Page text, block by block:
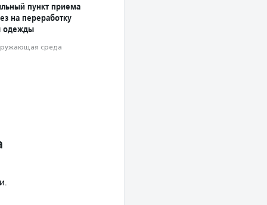
пункт приема
на переработку
одежды
среда